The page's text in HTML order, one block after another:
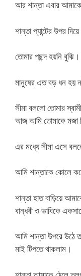
আর শান্তা এবার
শান্তা প্যান্টের উপর
তোমার পছন্দ হয়নি বুঝি।
মানুষের এত বড় ধন হয়
সীমা বললো তোমার
আজ আমি তোমাকে মজা
এর মধ্যে সীমা এসে
আমি শান্তাকে কোলে
শান্তা হাত বাড়িয়ে
বান্ধবী ও ভাবিকে
আমি শান্তা উপরে উঠে
মাই টিপতে থাকলাম।